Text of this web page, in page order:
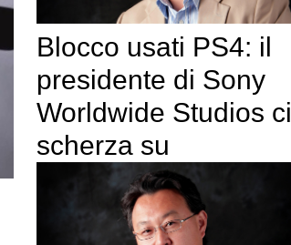
Blocco usati PS4: il
presidente di Sony
Worldwide Studios ci
scherza su